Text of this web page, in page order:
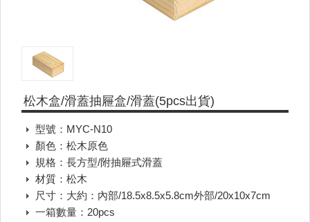
松木盒/滑蓋抽屜盒/滑蓋(5pcs出貨)
型號：MYC-N10
顏色：松木原色
規格：長方型/附抽屜式滑蓋
材質：松木
尺寸：大約：內部/18.5x8.5x5.8cm外部/20x10x7cm
一箱數量：20pcs